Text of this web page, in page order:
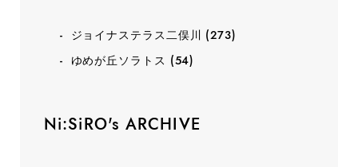
ジョイナステラス二俣川 (273)
ゆめが丘ソラトス (54)
Ni:SiRO's ARCHIVE